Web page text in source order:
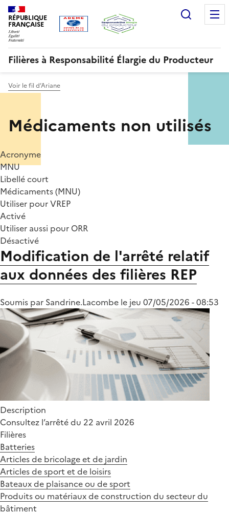
Aller
au
contenu
principal
RÉPUBLIQUE
FRANÇAISE
Filières à Responsabilité Élargie du Producteur
Voir le fil d’Ariane
Menu
ORRR
Médicaments non utilisés
Acronyme
MNU
Libellé court
Médicaments (MNU)
Utiliser pour VREP
Activé
Utiliser aussi pour ORR
Désactivé
Modification de l'arrêté relatif
aux données des filières REP
Soumis par Sandrine.Lacombe le jeu 07/05/2026 - 08:53
Description
Consultez l’arrêté du 22 avril 2026
Filières
Batteries
Articles de bricolage et de jardin
Articles de sport et de loisirs
Bateaux de plaisance ou de sport
Produits ou matériaux de construction du secteur du
bâtiment
Gestion des cookies